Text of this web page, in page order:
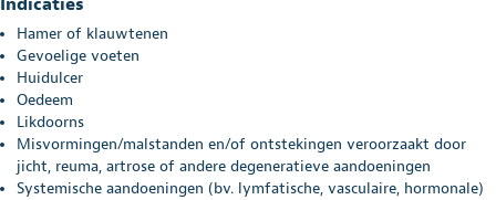
Indicaties
Hamer of klauwtenen
Gevoelige voeten
Huidulcer
Oedeem
Likdoorns
Misvormingen/malstanden en/of ontstekingen veroorzaakt door
jicht, reuma, artrose of andere degeneratieve aandoeningen
Systemische aandoeningen (bv. lymfatische, vasculaire, hormonale)